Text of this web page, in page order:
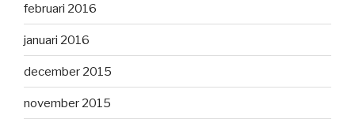
februari 2016
januari 2016
december 2015
november 2015